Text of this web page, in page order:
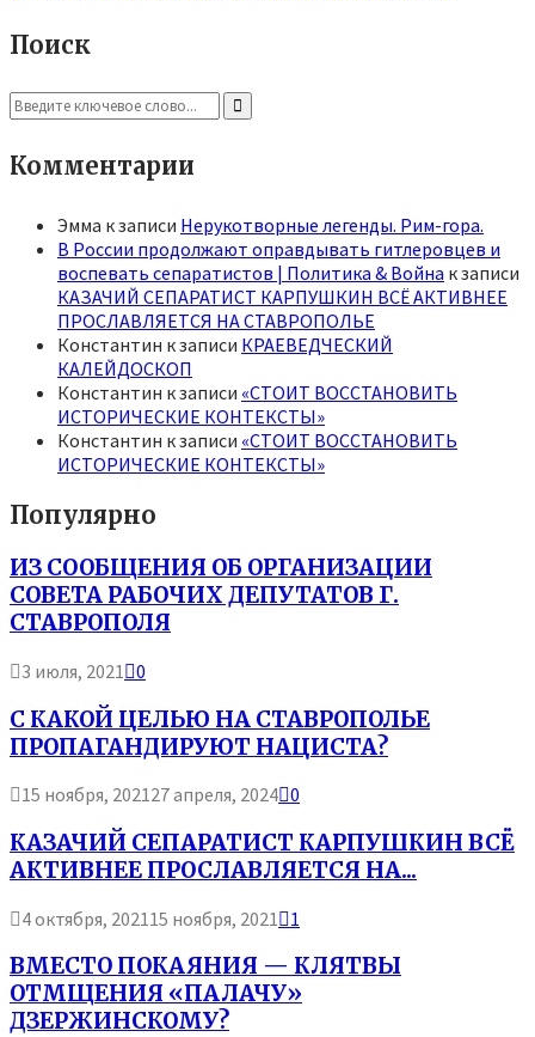
Поиск
Search
for:
Search
Комментарии
Эмма к записи Нерукотворные легенды. Рим-гора.
В России продолжают оправдывать гитлеровцев и
воспевать сепаратистов | Политика & Война к записи
КАЗАЧИЙ СЕПАРАТИСТ КАРПУШКИН ВСЁ АКТИВНЕЕ
ПРОСЛАВЛЯЕТСЯ НА СТАВРОПОЛЬЕ
Константин к записи КРАЕВЕДЧЕСКИЙ
КАЛЕЙДОСКОП
Константин к записи «СТОИТ ВОССТАНОВИТЬ
ИСТОРИЧЕСКИЕ КОНТЕКСТЫ»
Константин к записи «СТОИТ ВОССТАНОВИТЬ
ИСТОРИЧЕСКИЕ КОНТЕКСТЫ»
Популярно
ИЗ СООБЩЕНИЯ ОБ ОРГАНИЗАЦИИ
СОВЕТА РАБОЧИХ ДЕПУТАТОВ Г.
СТАВРОПОЛЯ
3 июля, 2021 0
С КАКОЙ ЦЕЛЬЮ НА СТАВРОПОЛЬЕ
ПРОПАГАНДИРУЮТ НАЦИСТА?
15 ноября, 202127 апреля, 2024 0
КАЗАЧИЙ СЕПАРАТИСТ КАРПУШКИН ВСЁ
АКТИВНЕЕ ПРОСЛАВЛЯЕТСЯ НА...
4 октября, 2021 15 ноября, 2021 1
ВМЕСТО ПОКАЯНИЯ — КЛЯТВЫ
ОТМЩЕНИЯ «ПАЛАЧУ»
ДЗЕРЖИНСКОМУ?